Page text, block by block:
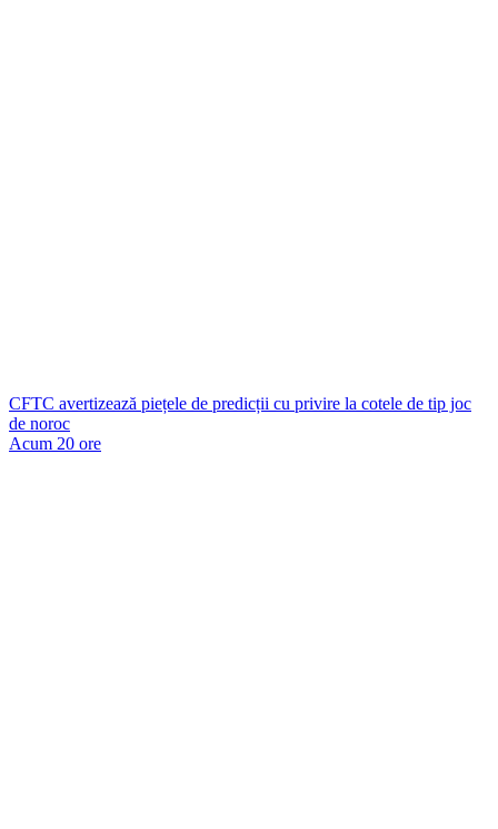
CFTC avertizează piețele de predicții cu privire la cotele de tip joc
de noroc
Acum 20 ore